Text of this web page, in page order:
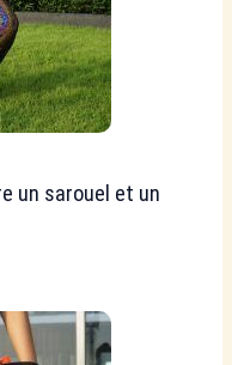
un sarouel et un